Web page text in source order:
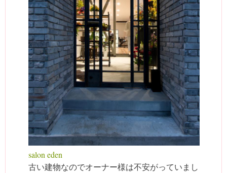
salon eden
古い建物なのでオーナー様は不安がっていまし